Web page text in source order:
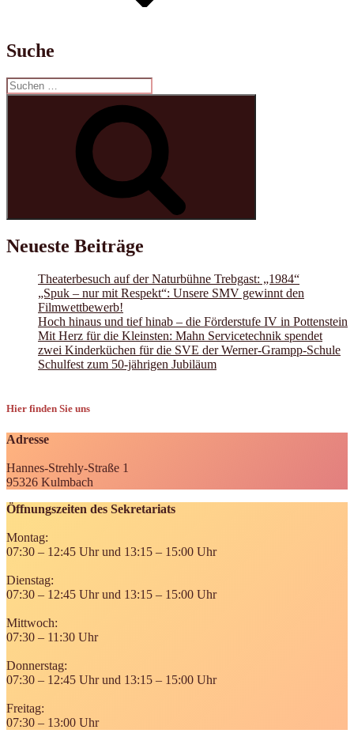
Suche
Suchen
nach:
Neueste Beiträge
Theaterbesuch auf der Naturbühne Trebgast: „1984“
„Spuk – nur mit Respekt“: Unsere SMV gewinnt den
Filmwettbewerb!
Hoch hinaus und tief hinab – die Förderstufe IV in Pottenstein
Mit Herz für die Kleinsten: Mahn Servicetechnik spendet
zwei Kinderküchen für die SVE der Werner-Grampp-Schule
Schulfest zum 50-jährigen Jubiläum
Hier finden Sie uns
Adresse
Hannes-Strehly-Straße 1
95326 Kulmbach
Öffnungszeiten des Sekretariats
Montag:
07:30 – 12:45 Uhr und 13:15 – 15:00 Uhr
Dienstag:
07:30 – 12:45 Uhr und 13:15 – 15:00 Uhr
Mittwoch:
07:30 – 11:30 Uhr
Donnerstag:
07:30 – 12:45 Uhr und 13:15 – 15:00 Uhr
Freitag:
07:30 – 13:00 Uhr